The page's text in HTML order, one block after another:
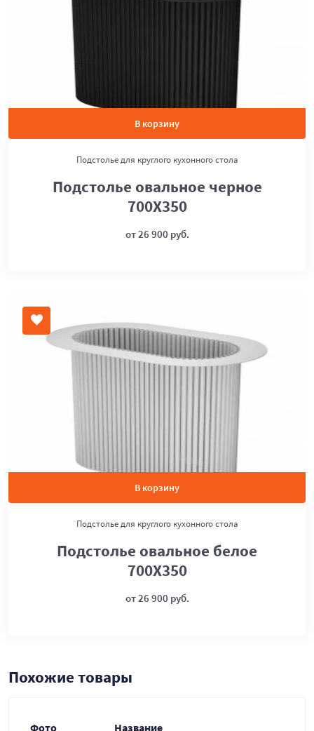
В корзину
Подстолье для круглого кухонного стола
Подстолье овальное черное
700Х350
от 26 900 руб.
В корзину
Подстолье для круглого кухонного стола
Подстолье овальное белое
700Х350
от 26 900 руб.
Похожие товары
Фото Название